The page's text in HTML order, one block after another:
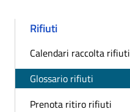
Rifiuti
Calendari raccolta rifiuti
Glossario rifiuti
Prenota ritiro rifiuti